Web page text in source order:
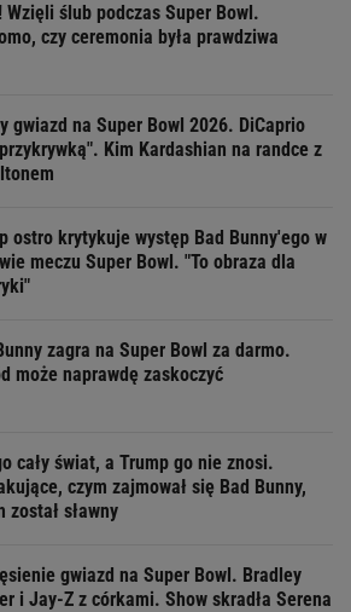
Wzięli ślub podczas Super Bowl.
czy ceremonia była prawdziwa
gwiazd na Super Bowl 2026. DiCaprio
Kim Kardashian na randce z
ostro krytykuje występ Bad Bunny'ego w
meczu Super Bowl. "To obraza dla
zagra na Super Bowl za darmo.
może naprawdę zaskoczyć
cały świat, a Trump go nie znosi.
czym zajmował się Bad Bunny,
został sławny
gwiazd na Super Bowl. Bradley
i Jay-Z z córkami. Show skradła Serena